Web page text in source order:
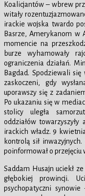
Koalicjantów – wbrew
witały
irackie wojska twardo
Basrze, Amerykanom
momencie na
burze wyhamowały
ograniczenia działań.
Bagdad. Spodziewali
zaskoczeni, gdy
uporawszy się z
Po ukazaniu się w
stolicy uległa
oddziałów
irackich władz. 9
kontrolą sił
poinformował o przejęciu
Saddam Husajn uciekł
głębokiej prowincji.
psychopatyczni